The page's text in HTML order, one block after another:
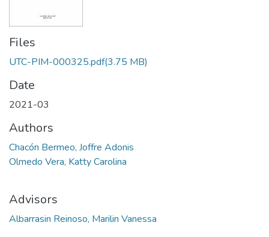
Files
UTC-PIM-000325.pdf(3.75 MB)
Date
2021-03
Authors
Chacón Bermeo, Joffre Adonis
Olmedo Vera, Katty Carolina
Advisors
Albarrasin Reinoso, Marilin Vanessa